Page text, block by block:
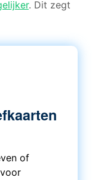
. Dit zegt
of